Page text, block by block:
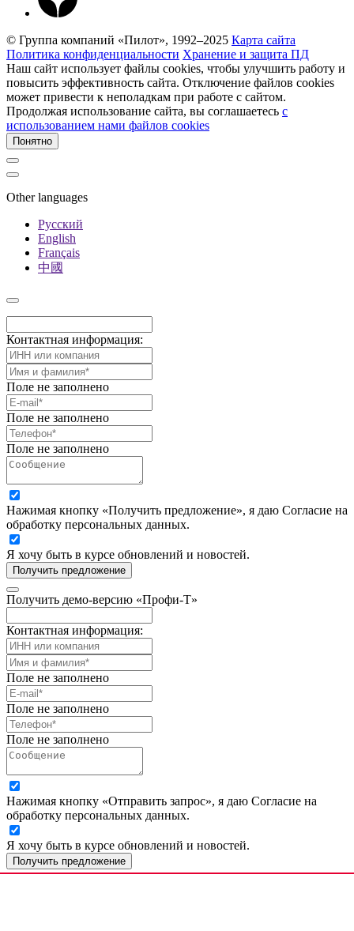
© Группа компаний «Пилот», 1992–2025 Карта сайта
Политика конфиденциальности Хранение и защита ПД
Наш сайт использует файлы cookies, чтобы улучшить работу и
повысить эффективность сайта. Отключение файлов cookies
может привести к неполадкам при работе с сайтом.
Продолжая использование сайта, вы соглашаетесь c
использованием нами файлов cookies
Понятно
Other languages
Русский
English
Français
中國
Контактная информация:
Поле не заполнено
Поле не заполнено
Поле не заполнено
Нажимая кнопку «Получить предложение», я даю Согласие на
обработку персональных данных.
Я хочу быть в курсе обновлений и новостей.
Получить предложение
Получить демо-версию «Профи-Т»
Контактная информация:
Поле не заполнено
Поле не заполнено
Поле не заполнено
Нажимая кнопку «Отправить запрос», я даю Согласие на
обработку персональных данных.
Я хочу быть в курсе обновлений и новостей.
Получить предложение